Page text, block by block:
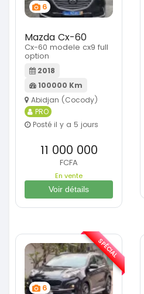
6
Mazda Cx-60
Cx-60 modele cx9 full
option
2018
100000 Km
Abidjan (Cocody)
PRO
Posté il y a 5 jours
11 000 000
FCFA
En vente
Voir détails
6
SPÉCIAL